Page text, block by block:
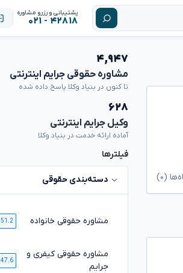
پشتیبانی و رزرو مشاوره
۴۲۸۱۸ - ۰۲۱
(۰)
۴,۹۴۷
مشاوره حقوقی جرایم اینترنتی
تا کنون در بنیاد وکلا پاسخ داده شده
۶۲۸
وکیل جرایم اینترنتی
آماده ارائه خدمت در بنیاد وکلا
فیلترها
دسته‌بندی حقوقی
مشاوره حقوقی خانواده 51.2 هزار
مشاوره حقوقی کیفری و
جرایم
47.6 هزار